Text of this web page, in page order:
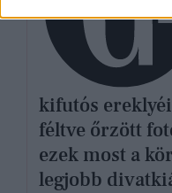
kifutós
féltve őrzött
ezek most a
legjobb